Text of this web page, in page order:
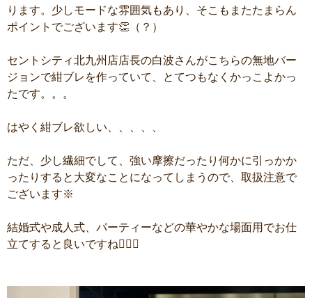
ります。少しモードな雰囲気もあり、そこもまたたまらん
ポイントでございます👏（？）
セントシティ北九州店店長の白波さんがこちらの無地バー
ジョンで紺ブレを作っていて、とてつもなくかっこよかっ
たです。。。
はやく紺ブレ欲しい、、、、、
ただ、少し繊細でして、強い摩擦だったり何かに引っかか
ったりすると大変なことになってしまうので、取扱注意で
ございます※
結婚式や成人式、パーティーなどの華やかな場面用でお仕
立てすると良いですね🙆🏻‍♂️